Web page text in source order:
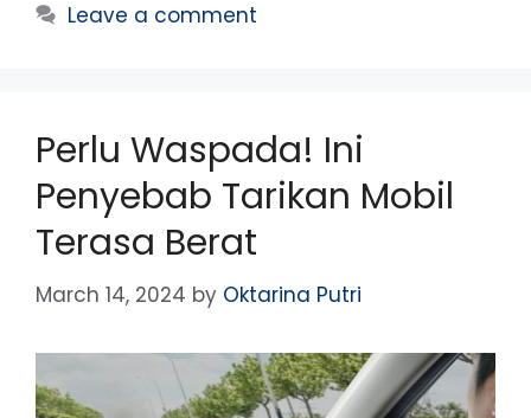
Leave a comment
Perlu Waspada! Ini
Penyebab Tarikan Mobil
Terasa Berat
March 14, 2024 by Oktarina Putri